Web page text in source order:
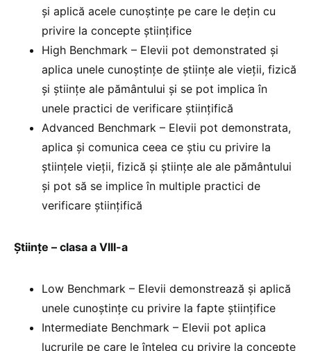
și aplică acele cunoștințe pe care le dețin cu
privire la concepte științifice
High Benchmark – Elevii pot demonstrated și
aplica unele cunoștințe de științe ale vieții, fizică
și științe ale pământului și se pot implica în
unele practici de verificare științifică
Advanced Benchmark – Elevii pot demonstrata,
aplica și comunica ceea ce știu cu privire la
științele vieții, fizică și științe ale ale pământului
și pot să se implice în multiple practici de
verificare științifică
Științe – clasa a VIII-a
Low Benchmark – Elevii demonstrează și aplică
unele cunoștințe cu privire la fapte științifice
Intermediate Benchmark – Elevii pot aplica
lucrurile pe care le înțeleg cu privire la concepte